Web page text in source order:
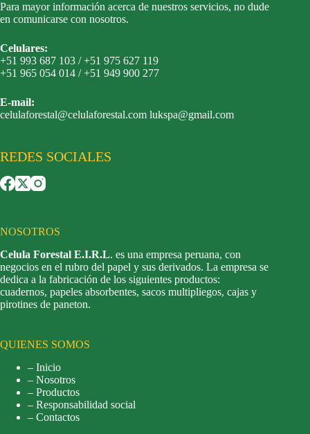
Para mayor información acerca de nuestros servicios, no dude
en comunicarse con nosotros.
Celulares:
+51 993 687 103 / +51 975 627 119
+51 965 054 014 / +51 949 900 277
E-mail:
celulaforestal@celulaforestal.com lukspa@gmail.com
REDES SOCIALES
NOSOTROS
Celula Forestal E.I.R.L. es una empresa peruana, con
negocios en el rubro del papel y sus derivados. La empresa se
dedica a la fabricación de los siguientes productos:
cuadernos, papeles absorbentes, sacos multipliegos, cajas y
pirotines de paneton.
QUIENES SOMOS
– Inicio
– Nosotros
– Productos
– Responsabilidad social
– Contactos